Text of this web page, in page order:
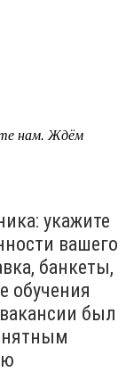
нам. Ждём
укажите
вашего
банкеты,
обучения
был